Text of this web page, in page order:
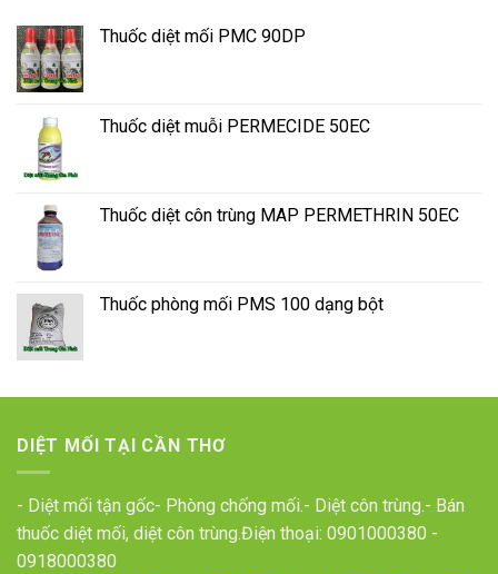
Thuốc diệt mối PMC 90DP
Thuốc diệt muỗi PERMECIDE 50EC
Thuốc diệt côn trùng MAP PERMETHRIN 50EC
Thuốc phòng mối PMS 100 dạng bột
DIỆT MỐI TẠI CẦN THƠ
- Diệt mối tận gốc- Phòng chống mối.- Diệt côn trùng.- Bán
thuốc diệt mối, diệt côn trùng.Điện thoại: 0901000380 -
0918000380